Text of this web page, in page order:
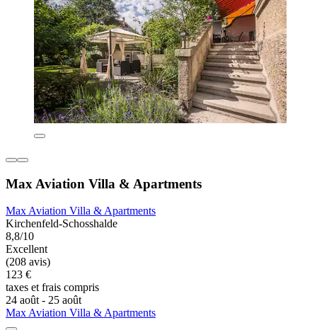
Max Aviation Villa & Apartments
Max Aviation Villa & Apartments
Kirchenfeld-Schosshalde
8,8/10
Excellent
(208 avis)
123 €
taxes et frais compris
24 août - 25 août
Max Aviation Villa & Apartments